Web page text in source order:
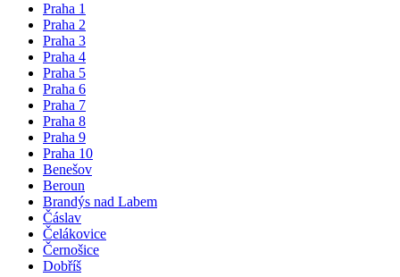
Praha 1
Praha 2
Praha 3
Praha 4
Praha 5
Praha 6
Praha 7
Praha 8
Praha 9
Praha 10
Benešov
Beroun
Brandýs nad Labem
Čáslav
Čelákovice
Černošice
Dobříš